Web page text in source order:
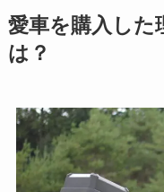
愛車を購入した
は？